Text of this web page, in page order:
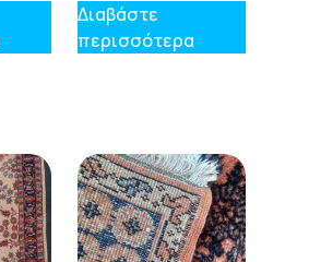
Διαβάστε
περισσότερα